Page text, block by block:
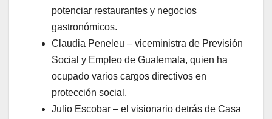
potenciar restaurantes y negocios
gastronómicos.
Claudia Peneleu – viceministra de Previsión
Social y Empleo de Guatemala, quien ha
ocupado varios cargos directivos en
protección social.
Julio Escobar – el visionario detrás de Casa